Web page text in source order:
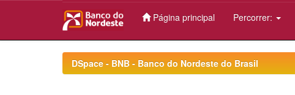
Página principal Percorrer:
DSpace - BNB - Banco do Nordeste do Brasil